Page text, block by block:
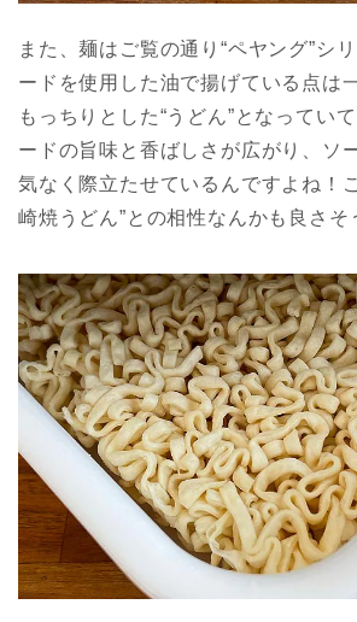
また、麺はご覧の通り“ペヤング”シ
ードを使用した油で揚げている点は
もっちりとした“うどん”となってい
ードの旨味と香ばしさが広がり、ソ
気なく際立たせているんですよね！
崎焼うどん”との相性なんかも良さそ